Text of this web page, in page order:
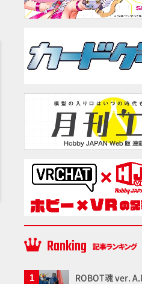
ROBOT魂 ver.